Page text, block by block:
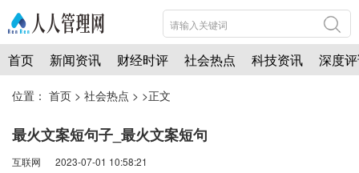
首页 新闻资讯 财经时评 社会热点 科技资讯 深度
位置： 首页 > 社会热点 > >正文
最火文案短句子_最火文案短句
互联网 2023-07-01 10:58:21